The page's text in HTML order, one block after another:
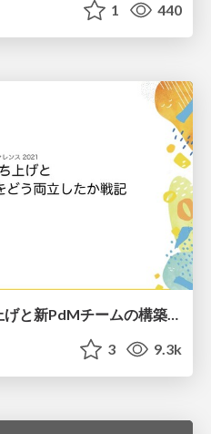
1 440
同時8プロダクトの立ち上げと新PdMチームの構築をどう両立したか戦記
3 9.3k